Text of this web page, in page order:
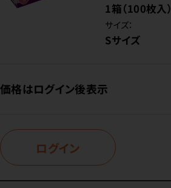
1箱（100枚入）
サイズ：
Sサイズ
価格はログイン後表示
ログイン